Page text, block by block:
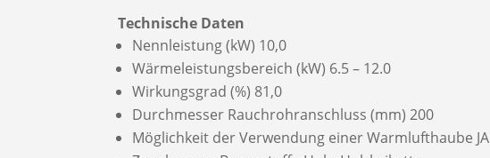
Technische Daten
Nennleistung (kW) 10,0
Wärmeleistungsbereich (kW) 6.5 – 12.0
Wirkungsgrad (%) 81,0
Durchmesser Rauchrohranschluss (mm) 200
Möglichkeit der Verwendung einer Warmlufthaube JA